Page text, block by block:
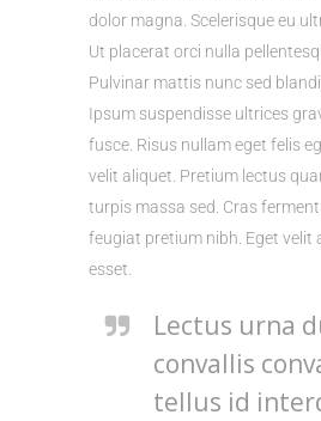
dolor magna. Scelerisque eu
Ut placerat orci nulla
Pulvinar mattis nunc sed
Ipsum suspendisse ultrices
fusce. Risus nullam eget felis
velit aliquet. Pretium lectus
turpis massa sed. Cras
feugiat pretium nibh. Eget velit
esset.
Lectus urna
convallis
tellus id